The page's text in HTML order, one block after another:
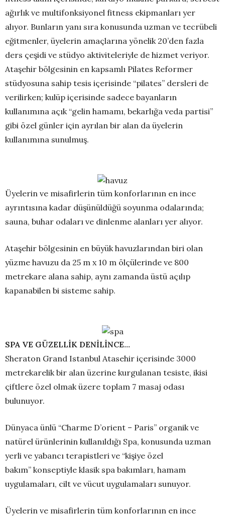
ağırlık ve multifonksiyonel fitness ekipmanları yer
alıyor. Bunların yanı sıra konusunda uzman ve tecrübeli
eğitmenler, üyelerin amaçlarına yönelik 20’den fazla
ders çeşidi ve stüdyo aktiviteleriyle de hizmet veriyor.
Ataşehir bölgesinin en kapsamlı Pilates Reformer
stüdyosuna sahip tesis içerisinde “pilates” dersleri de
verilirken; kulüp içerisinde sadece bayanların
kullanımına açık “gelin hamamı, bekarlığa veda partisi”
gibi özel günler için ayrılan bir alan da üyelerin
kullanımına sunulmuş.
Üyelerin ve misafirlerin tüm konforlarının en ince
ayrıntısına kadar düşünüldüğü soyunma odalarında;
sauna, buhar odaları ve dinlenme alanları yer alıyor.
Ataşehir bölgesinin en büyük havuzlarından biri olan
yüzme havuzu da 25 m x 10 m ölçülerinde ve 800
metrekare alana sahip, aynı zamanda üstü açılıp
kapanabilen bi sisteme sahip.
SPA VE GÜZELLİK DENİLİNCE…
Sheraton Grand Istanbul Atasehir içerisinde 3000
metrekarelik bir alan üzerine kurgulanan tesiste, ikisi
çiftlere özel olmak üzere toplam 7 masaj odası
bulunuyor.
Dünyaca ünlü “Charme D’orient – Paris” organik ve
natürel ürünlerinin kullanıldığı Spa, konusunda uzman
yerli ve yabancı terapistleri ve “kişiye özel
bakım” konseptiyle klasik spa bakımları, hamam
uygulamaları, cilt ve vücut uygulamaları sunuyor.
Üyelerin ve misafirlerin tüm konforlarının en ince